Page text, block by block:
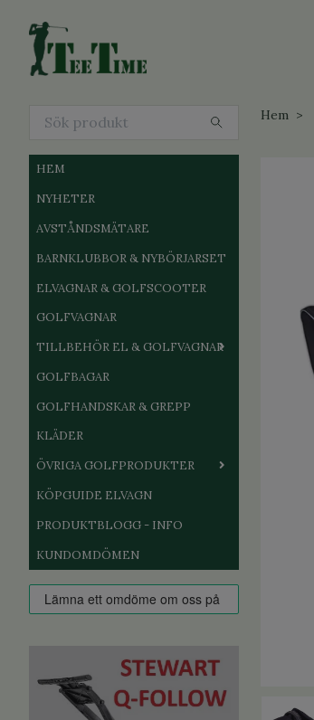
HEM
NYHETER
AVSTÅNDSMÄTARE
BARNKLUBBOR & NYBÖRJARSET
ELVAGNAR & GOLFSCOOTER
GOLFVAGNAR
TILLBEHÖR EL & GOLFVAGNAR
GOLFBAGAR
GOLFHANDSKAR & GREPP
KLÄDER
ÖVRIGA GOLFPRODUKTER
KÖPGUIDE ELVAGN
PRODUKTBLOGG - INFO
KUNDOMDÖMEN
Hem